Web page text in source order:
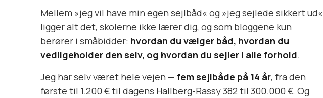
Mellem »jeg vil have min egen sejlbåd« og »jeg sejlede sikkert ud«
ligger alt det, skolerne ikke lærer dig, og som bloggene kun
berører i småbidder: hvordan du vælger båd, hvordan du
vedligeholder den selv, og hvordan du sejler i alle forhold.
Jeg har selv været hele vejen — fem sejlbåde på 14 år, fra den
første til 1.200 € til dagens Hallberg-Rassy 382 til 300.000 €. Og